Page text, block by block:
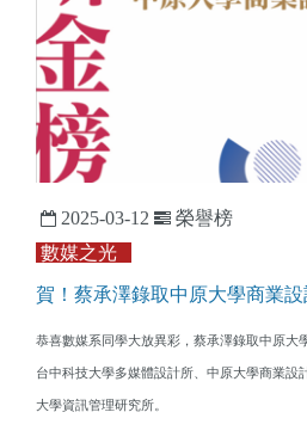
2025-03-12
榮譽榜
數媒之光
賀！蔡承澤錄取中原大學商業
恭喜數媒系同學大放異彩，蔡承澤錄取中原大
台中科技大學多媒體設計所、中原大學商業設
大學資訊管理研究所。